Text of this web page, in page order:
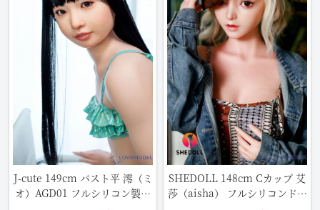
J-cute 149cm バスト平 澪（ミ
オ）AGD01 フルシリコン製ド
SHEDOLL 148cm Cカップ 艾
莎（aisha） フルシリコンドー